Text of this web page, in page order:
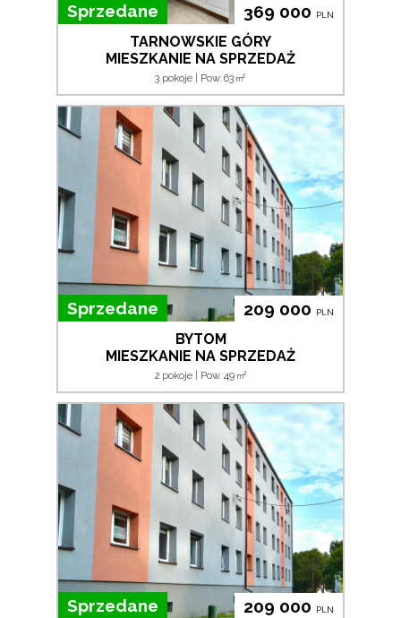
Sprzedane 369 000 PLN
TARNOWSKIE GÓRY
MIESZKANIE NA SPRZEDAŻ
3 pokoje | Pow. 63 m2
Sprzedane 209 000 PLN
BYTOM
MIESZKANIE NA SPRZEDAŻ
2 pokoje | Pow. 49 m2
Sprzedane 209 000 PLN